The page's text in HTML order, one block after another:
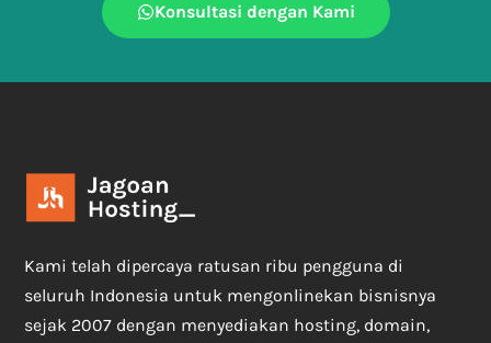
Konsultasi dengan Kami
Kami telah dipercaya ratusan ribu pengguna di
seluruh Indonesia untuk mengonlinekan bisnisnya
sejak 2007 dengan menyediakan hosting, domain,